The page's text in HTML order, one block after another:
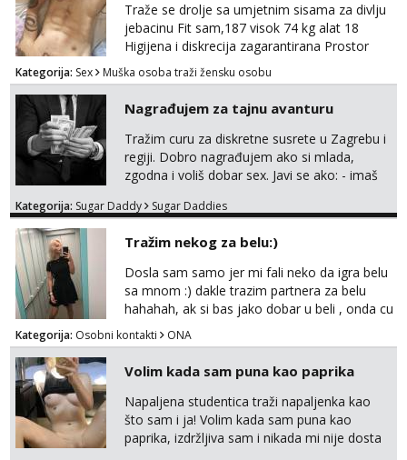
Traže se drolje sa umjetnim sisama za divlju
jebacinu Fit sam,187 visok 74 kg alat 18
Higijena i diskrecija zagarantirana Prostor
imam na području između Zadra i Šibenika
Kontakt watsap 0955406511 bez poziva
Kategorija: Sex Muška osoba traži žensku osobu
Nagrađujem za tajnu avanturu
Tražim curu za diskretne susrete u Zagrebu i
regiji. Dobro nagrađujem ako si mlada,
zgodna i voliš dobar sex. Javi se ako: - imaš
kosu - se dobro ljubiš - si fleksibilna s
dostupna radnim danom (vikendi i noći su za
obitelj) - vodiš brigu o zdravlju i koristiš
zaštitu Ne javljajte se: - debele - frajeri i
paro...
Kategorija: Sugar Daddy Sugar Daddies
Tražim nekog za belu:)
Dosla sam samo jer mi fali neko da igra belu
sa mnom :) dakle trazim partnera za belu
hahahah, ak si bas jako dobar u beli , onda cu
razmislit za dalje Klikni na link ispod i nadji me
tamo, cekam te!
Kategorija: Osobni kontakti ONA
Volim kada sam puna kao paprika
Napaljena studentica traži napaljenka kao
što sam i ja! Volim kada sam puna kao
paprika, izdržljiva sam i nikada mi nije dosta